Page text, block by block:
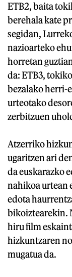
ETB2, baita
berehala kate
segidan,
nazioarteko
horretan
da: ETB3,
bezalako herri-
urteotako
zerbitzuen
Atzerriko
ugaritzen ari
da euskarazko
nahikoa urtean
edota
bikoiztearekin.
hiru film
hizkuntzaren
mugatua da.